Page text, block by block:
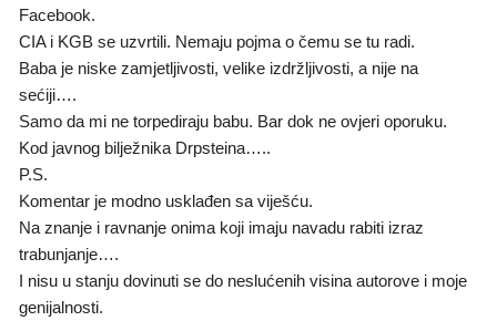
Facebook.
CIA i KGB se uzvrtili. Nemaju pojma o čemu se tu radi.
Baba je niske zamjetljivosti, velike izdržljivosti, a nije na
sećiji….
Samo da mi ne torpediraju babu. Bar dok ne ovjeri oporuku.
Kod javnog bilježnika Drpsteina…..
P.S.
Komentar je modno usklađen sa viješću.
Na znanje i ravnanje onima koji imaju navadu rabiti izraz
trabunjanje….
I nisu u stanju dovinuti se do neslućenih visina autorove i moje
genijalnosti.